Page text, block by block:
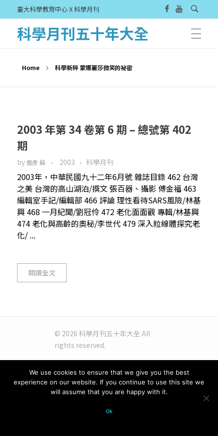
臺大科學教育中心 X 科學月刊
科學月刊五十年大全
Home 科學新粹 蒙娜麗莎微笑的祕密
2003 年第 34 卷第 6 期 – 總號第 402
期
by 裔彥 蘇 2003 科學月刊
2003年，中華民國九十二年6月號 雜誌目錄 462 台灣
之美 台灣的高山湖泊/撰文 張百器、攝影 傅金福 463
編輯室手記/編輯部 466 評論 理性看待SARS風險/林基
興 468 一月紀聞/劉冠伶 472 老化面面觀 專輯/林基興
474 老化與高齡的奧秘/李世代 479 深入粒線體探究老
化/ ...
閱讀全文
© 2026 科學月刊五十年大全 All
rights reserved.
We use cookies to ensure that we give you the best
experience on our website. If you continue to use this site we
will assume that you are happy with it.
Ok